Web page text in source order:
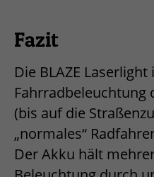
Fazit
Die BLAZE
Fahrradbeleuchtung
(bis auf die
„normales“
Der Akku hält